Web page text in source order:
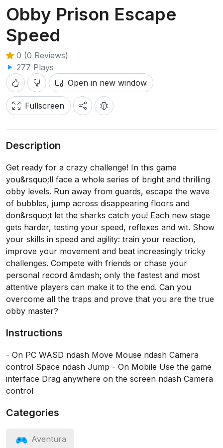
Obby Prison Escape
Speed
0 (0 Reviews)
277 Plays
Open in new window
Fullscreen
Description
Get ready for a crazy challenge! In this game
you&rsquo;ll face a whole series of bright and thrilling
obby levels. Run away from guards, escape the wave
of bubbles, jump across disappearing floors and
don&rsquo;t let the sharks catch you! Each new stage
gets harder, testing your speed, reflexes and wit. Show
your skills in speed and agility: train your reaction,
improve your movement and beat increasingly tricky
challenges. Compete with friends or chase your
personal record &mdash; only the fastest and most
attentive players can make it to the end. Can you
overcome all the traps and prove that you are the true
obby master?
Instructions
- On PC WASD ndash Move Mouse ndash Camera
control Space ndash Jump - On Mobile Use the game
interface Drag anywhere on the screen ndash Camera
control
Categories
Aventura